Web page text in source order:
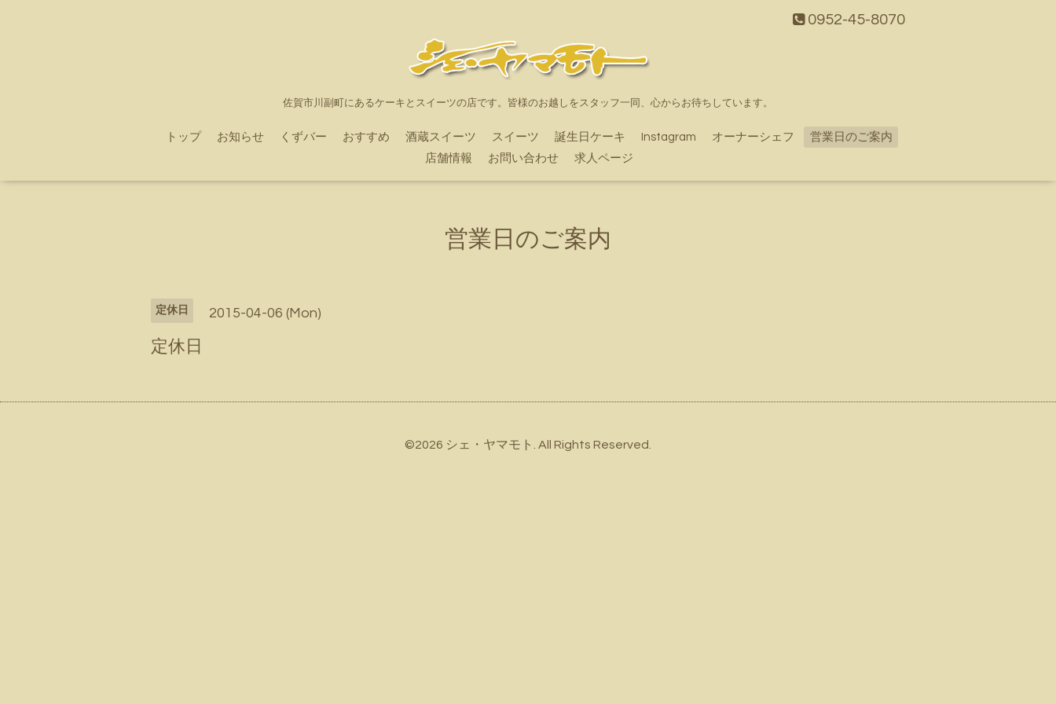
0952-45-8070
佐賀市川副町にあるケーキとスイーツの店です。皆様のお越しをスタッフ一同、心からお待ちしています。
トップ お知らせ くずバー おすすめ 酒蔵スイーツ スイーツ 誕生日ケーキ Instagram オーナーシェフ
営業日のご案内
店舗情報
お問い合わせ 求人ページ
営業日のご案内
定休日 2015-04-06 (Mon)
定休日
©2026 シェ・ヤマモト . All Rights Reserved.